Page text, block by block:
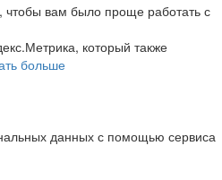
вам было проще работать с
который также
больше
данных с помощью сервиса